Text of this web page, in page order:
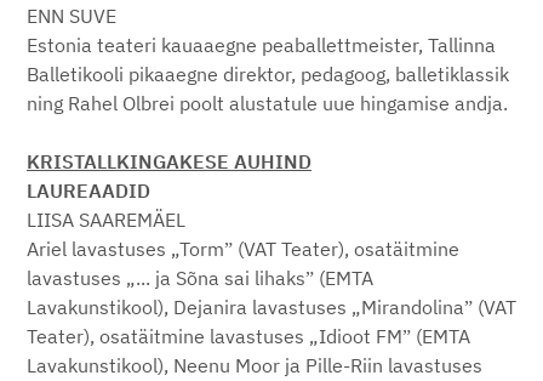
ENN SUVE
Estonia teateri kauaaegne peaballettmeister, Tallinna
Balletikooli pikaaegne direktor, pedagoog, balletiklassik
ning Rahel Olbrei poolt alustatule uue hingamise andja.
KRISTALLKINGAKESE AUHIND
LAUREAADID
LIISA SAAREMÄEL
Ariel lavastuses „Tormˮ (VAT Teater), osatäitmine
lavastuses „... ja Sõna sai lihaksˮ (EMTA
Lavakunstikool), Dejanira lavastuses „Mirandolinaˮ (VAT
Teater), osatäitmine lavastuses „Idioot FMˮ (EMTA
Lavakunstikool), Neenu Moor ja Pille-Riin lavastuses